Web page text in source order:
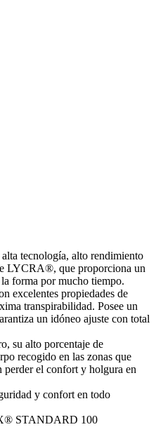
tecnología, alto rendimiento
LYCRA®, que proporciona un
forma por mucho tiempo.
excelentes propiedades de
transpirabilidad. Posee un
un idóneo ajuste con total
su alto porcentaje de
recogido en las zonas que
perder el confort y holgura en
y confort en todo
STANDARD 100